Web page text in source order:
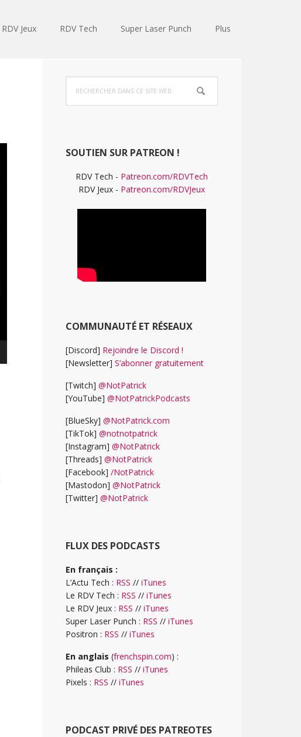
RDV Jeux RDV Tech Super Laser Punch Plus
Barre
latérale
dans
ce
SOUTIEN SUR PATREON !
RDV Tech - Patreon.com/RDVTech
RDV Jeux - Patreon.com/RDVJeux
COMMUNAUTÉ ET RÉSEAUX
[Discord] Rejoindre le Discord !
[Newsletter] S’abonner gratuitement
[Twitch] @NotPatrick
[YouTube] @NotPatrickPodcasts
[BlueSky] @NotPatrick.com
[TikTok] @notnotpatrick
[Instagram] @NotPatrick
[Threads] @NotPatrick
[Facebook] /NotPatrick
[Mastodon] @NotPatrick
[Twitter] @NotPatrick
FLUX DES PODCASTS
En français :
L’Actu Tech : RSS // iTunes
Le RDV Tech : RSS // iTunes
Le RDV Jeux : RSS // iTunes
Super Laser Punch : RSS // iTunes
Positron : RSS // iTunes
En anglais (frenchspin.com) :
Phileas Club : RSS // iTunes
Pixels : RSS // iTunes
PODCAST PRIVÉ DES PATREOTES